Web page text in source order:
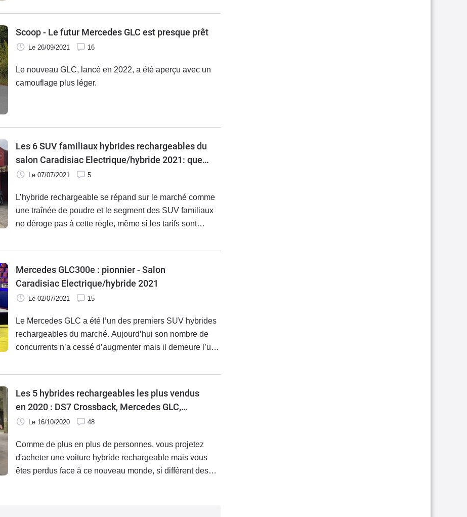
Scoop - Le futur Mercedes GLC est presque prêt
Le 26/09/2021 16
Le nouveau GLC, lancé en 2022, a été aperçu avec un
camouflage plus léger.
Les 6 SUV familiaux hybrides rechargeables du
salon Caradisiac Electrique/hybride 2021: quel
modèle choisir ?
Le 07/07/2021 5
L’hybride rechargeable se répand sur le marché comme
une traînée de poudre et le segment des SUV familiaux
ne déroge pas à cette règle, même si les tarifs sont
au sein du cirque Micheletty, nous avons regroupé
l’image Hyundai Tucson, Kia Sorento, Volvo XC60
Recharge ou Porsche Cayenne Hybride.
Mercedes GLC300e : pionnier - Salon
Caradisiac Electrique/hybride 2021
Le 02/07/2021 15
Le Mercedes GLC a été l’un des premiers SUV hybrides
rechargeables du marché. Aujourd’hui son nombre de
concurrents n’a cessé d’augmenter mais il demeure l’un
lors de notre salon dédié aux véhicules électriques et
Les 5 hybrides rechargeables les plus vendus
en 2020 : DS7 Crossback, Mercedes GLC,
Peugeot 508, Peugeot 3008, Porsche Cayenne -
Le 16/10/2020 48
Comme de plus en plus de personnes, vous projetez
d'acheter une voiture hybride rechargeable mais vous
êtes perdus face à ce nouveau monde, si différent des